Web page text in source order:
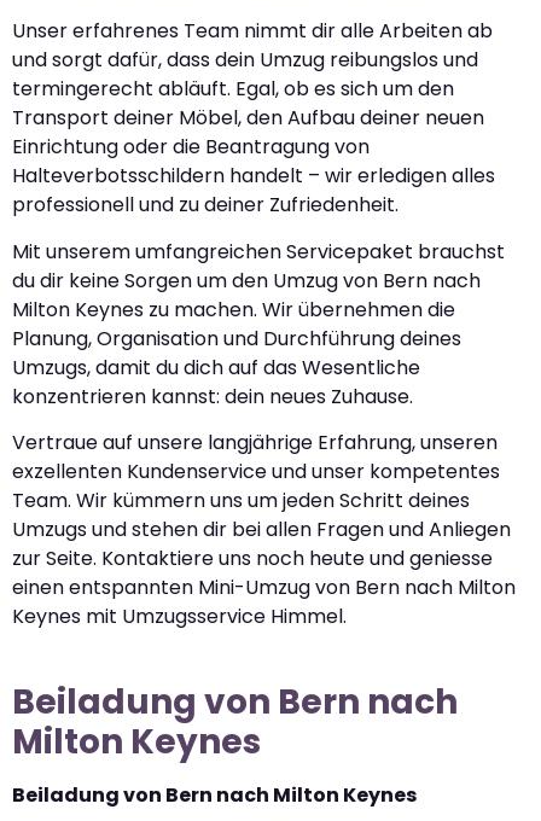
Unser erfahrenes Team nimmt dir alle Arbeiten ab
und sorgt dafür, dass dein Umzug reibungslos und
termingerecht abläuft. Egal, ob es sich um den
Transport deiner Möbel, den Aufbau deiner neuen
Einrichtung oder die Beantragung von
Halteverbotsschildern handelt – wir erledigen alles
professionell und zu deiner Zufriedenheit.
Mit unserem umfangreichen Servicepaket brauchst
du dir keine Sorgen um den Umzug von Bern nach
Milton Keynes zu machen. Wir übernehmen die
Planung, Organisation und Durchführung deines
Umzugs, damit du dich auf das Wesentliche
konzentrieren kannst: dein neues Zuhause.
Vertraue auf unsere langjährige Erfahrung, unseren
exzellenten Kundenservice und unser kompetentes
Team. Wir kümmern uns um jeden Schritt deines
Umzugs und stehen dir bei allen Fragen und Anliegen
zur Seite. Kontaktiere uns noch heute und geniesse
einen entspannten Mini-Umzug von Bern nach Milton
Keynes mit Umzugsservice Himmel.
Beiladung von Bern nach
Milton Keynes
Beiladung von Bern nach Milton Keynes